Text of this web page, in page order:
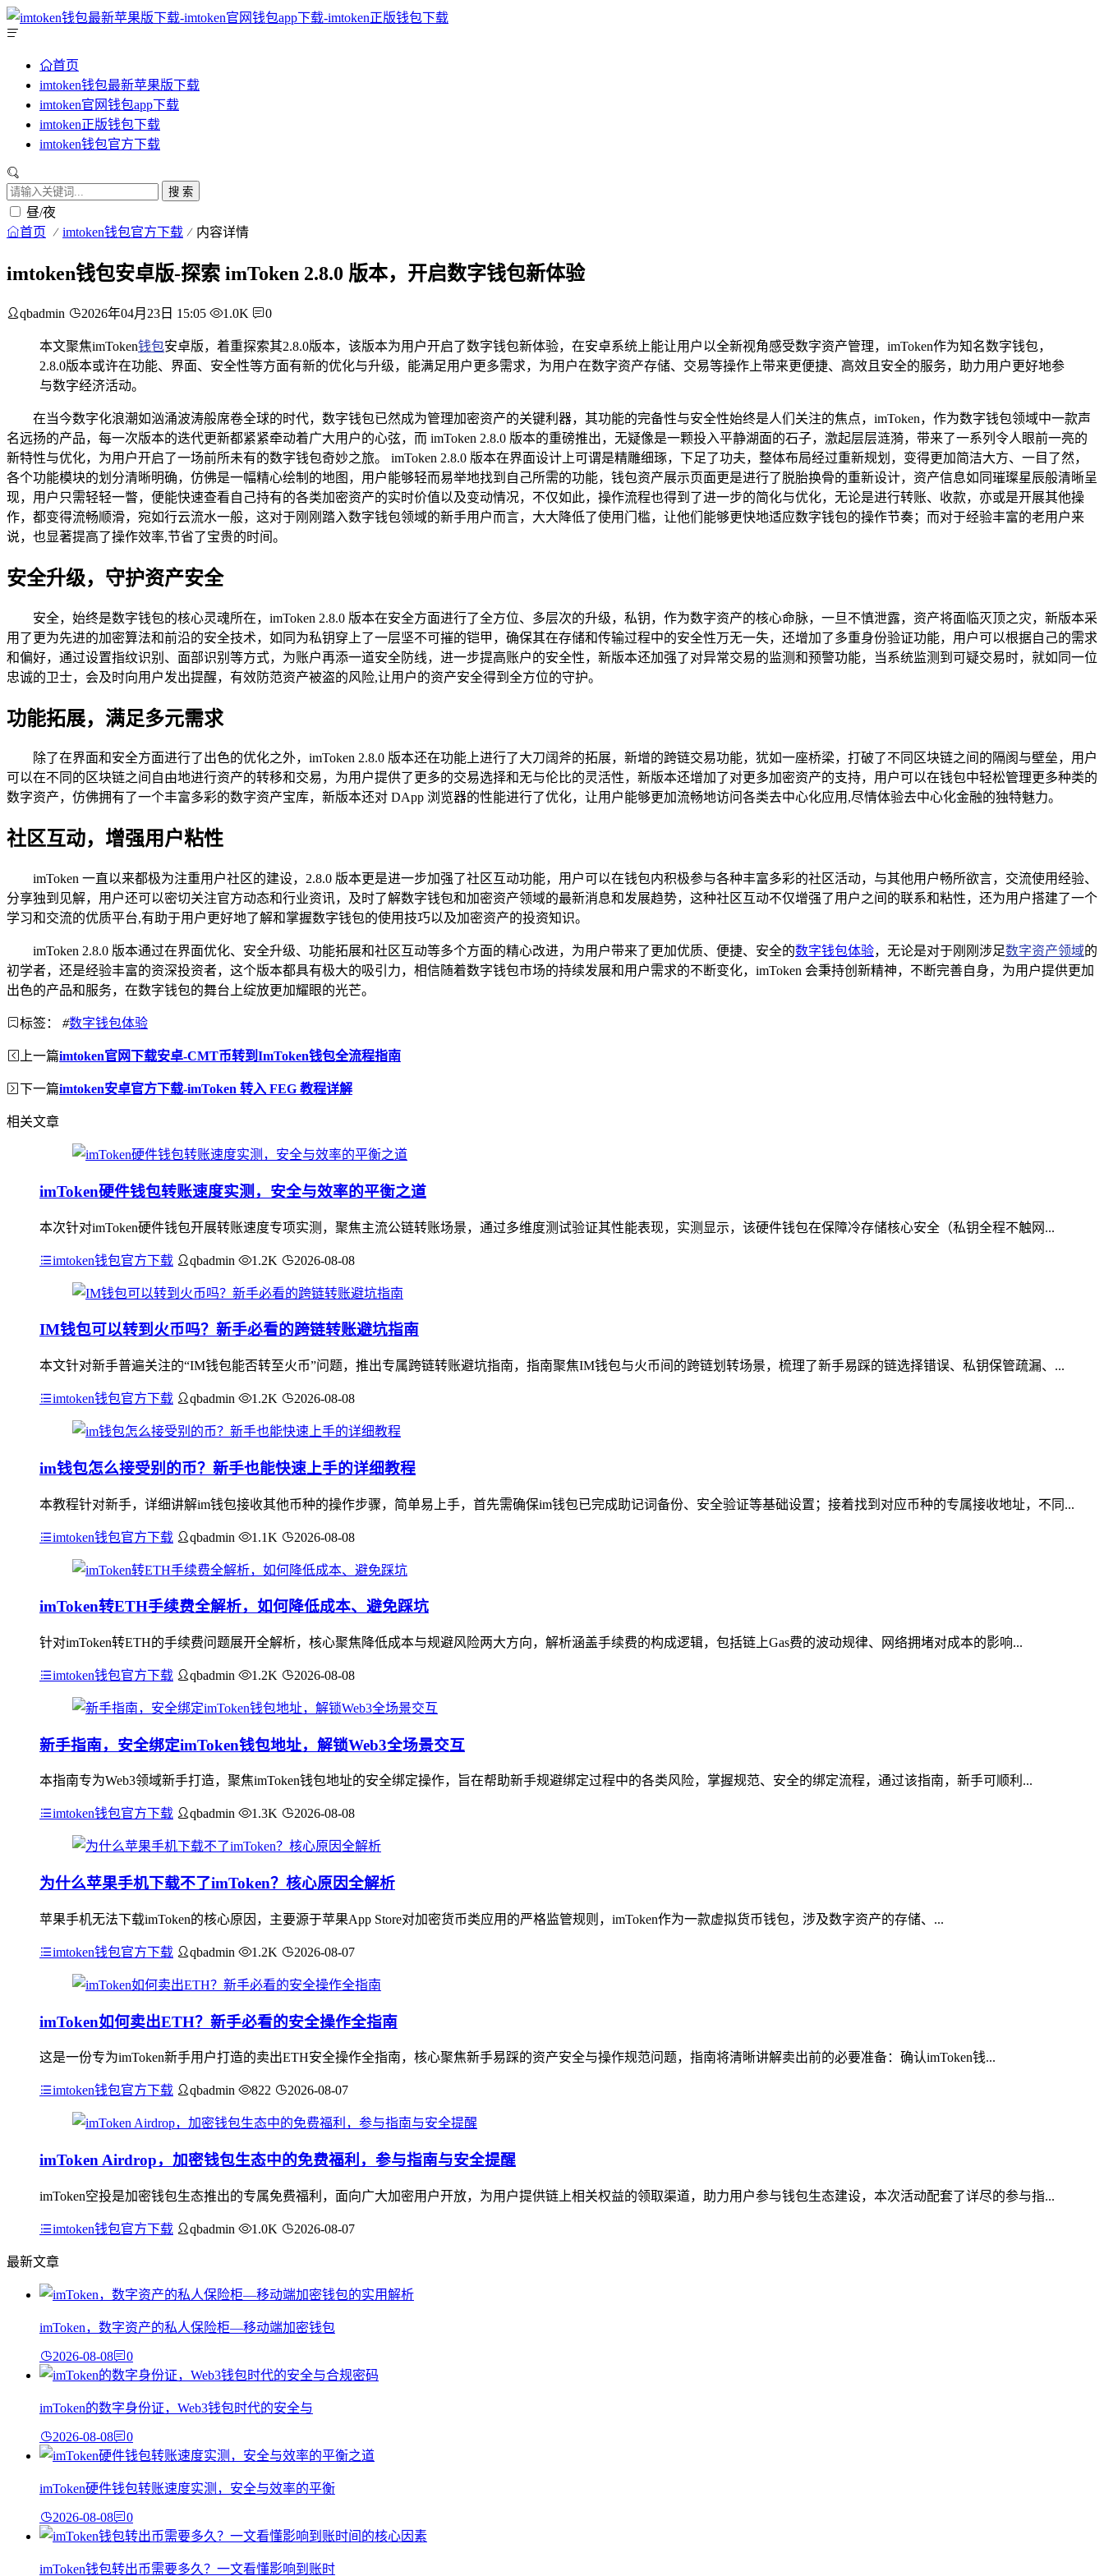
首页
imtoken钱包最新苹果版下载
imtoken官网钱包app下载
imtoken正版钱包下载
imtoken钱包官方下载
搜 索
昼/夜
首页 imtoken钱包官方下载 内容详情
imtoken钱包安卓版-探索 imToken 2.8.0 版本，开启数字钱包新体验
qbadmin 2026年04月23日 15:05 1.0K 0
本文聚焦imToken钱包安卓版，着重探索其2.8.0版本，该版本为用户开启了数字钱包新体验，在安卓系统上能让用户以全新视角感受数字资产管理，imToken作为知名数字钱包，
2.8.0版本或许在功能、界面、安全性等方面有新的优化与升级，能满足用户更多需求，为用户在数字资产存储、交易等操作上带来更便捷、高效且安全的服务，助力用户更好地参
与数字经济活动。
在当今数字化浪潮如汹涌波涛般席卷全球的时代，数字钱包已然成为管理加密资产的关键利器，其功能的完备性与安全性始终是人们关注的焦点，imToken，作为数字钱包领域中一款声
名远扬的产品，每一次版本的迭代更新都紧紧牵动着广大用户的心弦，而 imToken 2.8.0 版本的重磅推出，无疑像是一颗投入平静湖面的石子，激起层层涟漪，带来了一系列令人眼前一亮的
新特性与优化，为用户开启了一场前所未有的数字钱包奇妙之旅。 imToken 2.8.0 版本在界面设计上可谓是精雕细琢，下足了功夫，整体布局经过重新规划，变得更加简洁大方、一目了然，
各个功能模块的划分清晰明确，仿佛是一幅精心绘制的地图，用户能够轻而易举地找到自己所需的功能，钱包资产展示页面更是进行了脱胎换骨的重新设计，资产信息如同璀璨星辰般清晰呈
现，用户只需轻轻一瞥，便能快速查看自己持有的各类加密资产的实时价值以及变动情况，不仅如此，操作流程也得到了进一步的简化与优化，无论是进行转账、收款，亦或是开展其他操
作，都变得流畅顺滑，宛如行云流水一般，这对于刚刚踏入数字钱包领域的新手用户而言，大大降低了使用门槛，让他们能够更快地适应数字钱包的操作节奏；而对于经验丰富的老用户来
说，也显著提高了操作效率,节省了宝贵的时间。
安全升级，守护资产安全
安全，始终是数字钱包的核心灵魂所在，imToken 2.8.0 版本在安全方面进行了全方位、多层次的升级，私钥，作为数字资产的核心命脉，一旦不慎泄露，资产将面临灭顶之灾，新版本采
用了更为先进的加密算法和前沿的安全技术，如同为私钥穿上了一层坚不可摧的铠甲，确保其在存储和传输过程中的安全性万无一失，还增加了多重身份验证功能，用户可以根据自己的需求
和偏好，通过设置指纹识别、面部识别等方式，为账户再添一道安全防线，进一步提高账户的安全性，新版本还加强了对异常交易的监测和预警功能，当系统监测到可疑交易时，就如同一位
忠诚的卫士，会及时向用户发出提醒，有效防范资产被盗的风险,让用户的资产安全得到全方位的守护。
功能拓展，满足多元需求
除了在界面和安全方面进行了出色的优化之外，imToken 2.8.0 版本还在功能上进行了大刀阔斧的拓展，新增的跨链交易功能，犹如一座桥梁，打破了不同区块链之间的隔阂与壁垒，用户
可以在不同的区块链之间自由地进行资产的转移和交易，为用户提供了更多的交易选择和无与伦比的灵活性，新版本还增加了对更多加密资产的支持，用户可以在钱包中轻松管理更多种类的
数字资产，仿佛拥有了一个丰富多彩的数字资产宝库，新版本还对 DApp 浏览器的性能进行了优化，让用户能够更加流畅地访问各类去中心化应用,尽情体验去中心化金融的独特魅力。
社区互动，增强用户粘性
imToken 一直以来都极为注重用户社区的建设，2.8.0 版本更是进一步加强了社区互动功能，用户可以在钱包内积极参与各种丰富多彩的社区活动，与其他用户畅所欲言，交流使用经验、
分享独到见解，用户还可以密切关注官方动态和行业资讯，及时了解数字钱包和加密资产领域的最新消息和发展趋势，这种社区互动不仅增强了用户之间的联系和粘性，还为用户搭建了一个
学习和交流的优质平台,有助于用户更好地了解和掌握数字钱包的使用技巧以及加密资产的投资知识。
imToken 2.8.0 版本通过在界面优化、安全升级、功能拓展和社区互动等多个方面的精心改进，为用户带来了更加优质、便捷、安全的数字钱包体验，无论是对于刚刚涉足数字资产领域的
初学者，还是经验丰富的资深投资者，这个版本都具有极大的吸引力，相信随着数字钱包市场的持续发展和用户需求的不断变化，imToken 会秉持创新精神，不断完善自身，为用户提供更加
出色的产品和服务，在数字钱包的舞台上绽放更加耀眼的光芒。
标签： #数字钱包体验
上一篇imtoken官网下载安卓-CMT币转到ImToken钱包全流程指南
下一篇imtoken安卓官方下载-imToken 转入 FEG 教程详解
相关文章
imToken硬件钱包转账速度实测，安全与效率的平衡之道
本次针对imToken硬件钱包开展转账速度专项实测，聚焦主流公链转账场景，通过多维度测试验证其性能表现，实测显示，该硬件钱包在保障冷存储核心安全（私钥全程不触网...
imtoken钱包官方下载 qbadmin 1.2K 2026-08-08
IM钱包可以转到火币吗？新手必看的跨链转账避坑指南
本文针对新手普遍关注的“IM钱包能否转至火币”问题，推出专属跨链转账避坑指南，指南聚焦IM钱包与火币间的跨链划转场景，梳理了新手易踩的链选择错误、私钥保管疏漏、...
imtoken钱包官方下载 qbadmin 1.2K 2026-08-08
im钱包怎么接受别的币？新手也能快速上手的详细教程
本教程针对新手，详细讲解im钱包接收其他币种的操作步骤，简单易上手，首先需确保im钱包已完成助记词备份、安全验证等基础设置；接着找到对应币种的专属接收地址，不同...
imtoken钱包官方下载 qbadmin 1.1K 2026-08-08
imToken转ETH手续费全解析，如何降低成本、避免踩坑
针对imToken转ETH的手续费问题展开全解析，核心聚焦降低成本与规避风险两大方向，解析涵盖手续费的构成逻辑，包括链上Gas费的波动规律、网络拥堵对成本的影响...
imtoken钱包官方下载 qbadmin 1.2K 2026-08-08
新手指南，安全绑定imToken钱包地址，解锁Web3全场景交互
本指南专为Web3领域新手打造，聚焦imToken钱包地址的安全绑定操作，旨在帮助新手规避绑定过程中的各类风险，掌握规范、安全的绑定流程，通过该指南，新手可顺利...
imtoken钱包官方下载 qbadmin 1.3K 2026-08-08
为什么苹果手机下载不了imToken？核心原因全解析
苹果手机无法下载imToken的核心原因，主要源于苹果App Store对加密货币类应用的严格监管规则，imToken作为一款虚拟货币钱包，涉及数字资产的存储、...
imtoken钱包官方下载 qbadmin 1.2K 2026-08-07
imToken如何卖出ETH？新手必看的安全操作全指南
这是一份专为imToken新手用户打造的卖出ETH安全操作全指南，核心聚焦新手易踩的资产安全与操作规范问题，指南将清晰讲解卖出前的必要准备：确认imToken钱...
imtoken钱包官方下载 qbadmin 822 2026-08-07
imToken Airdrop，加密钱包生态中的免费福利，参与指南与安全提醒
imToken空投是加密钱包生态推出的专属免费福利，面向广大加密用户开放，为用户提供链上相关权益的领取渠道，助力用户参与钱包生态建设，本次活动配套了详尽的参与指...
imtoken钱包官方下载 qbadmin 1.0K 2026-08-07
最新文章
imToken，数字资产的私人保险柜—移动端加密钱包
2026-08-08 0
imToken的数字身份证，Web3钱包时代的安全与
2026-08-08 0
imToken硬件钱包转账速度实测，安全与效率的平衡
2026-08-08 0
imToken钱包转出币需要多久？一文看懂影响到账时